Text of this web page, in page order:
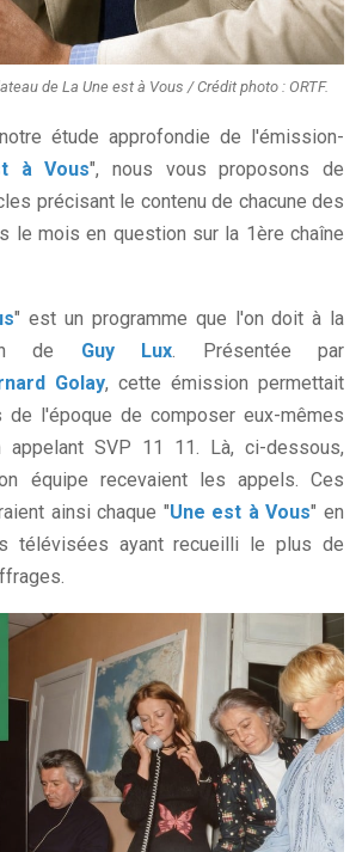
de La Une est à Vous / Crédit photo : ORTF.
étude approfondie de l'émission-
à Vous", nous vous proposons de
précisant le contenu de chacune des
le mois en question sur la 1ère chaîne
" est un programme que l'on doit à la
de Guy Lux. Présentée par
Golay, cette émission permettait
de l'époque de composer eux-mêmes
appelant SVP 11 11. Là, ci-dessous,
équipe recevaient les appels. Ces
ainsi chaque "Une est à Vous" en
télévisées ayant recueilli le plus de